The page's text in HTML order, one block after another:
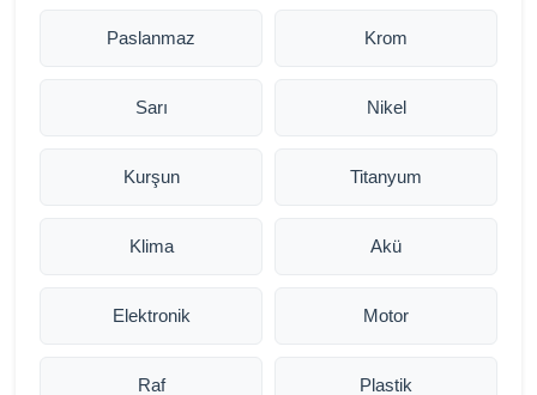
Paslanmaz Krom
Sarı Nikel
Kurşun Titanyum
Klima Akü
Elektronik Motor
Raf Plastik